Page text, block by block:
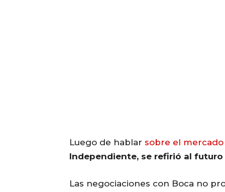
Luego de hablar sobre el mercado
Independiente, se refirió al futuro
Las negociaciones con Boca no